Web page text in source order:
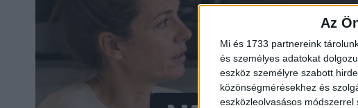
Az
Mi és 1733 partnereink
és személyes adatokat
eszköz személyre szabott
közönségmérésekhez és
eszközleolvasásos